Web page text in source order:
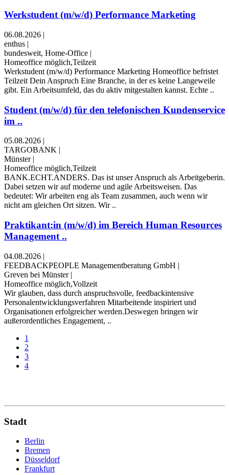
Werkstudent (m/w/d) Performance Marketing
06.08.2026 |
enthus |
bundesweit, Home-Office |
Homeoffice möglich,Teilzeit
Werkstudent (m/w/d) Performance Marketing ​Homeoffice ​befristet ​
Teilzeit Dein Anspruch Eine Branche, in der es keine Langeweile
gibt. Ein Arbeitsumfeld, das du aktiv mitgestalten kannst. Echte ..
Student (m/w/d) für den telefonischen Kundenservice
im ..
05.08.2026 |
TARGOBANK |
Münster |
Homeoffice möglich,Teilzeit
BANK.ECHT.ANDERS. Das ist unser Anspruch als Arbeitgeberin.
Dabei setzen wir auf moderne und agile Arbeitsweisen. Das
bedeutet: Wir arbeiten eng als Team zusammen, auch wenn wir
nicht am gleichen Ort sitzen. Wir ..
Praktikant:in (m/w/d) im Bereich Human Resources
Management ..
04.08.2026 |
FEEDBACKPEOPLE Managementberatung GmbH |
Greven bei Münster |
Homeoffice möglich,Vollzeit
Wir glauben, dass durch anspruchsvolle, feedback­intensive
Personal­entwicklungsverfahren Mitarbeitende inspiriert und
Organisationen erfolgreicher werden.Deswegen bringen wir
außerordentliches Engagement, ..
1
2
3
4
Stadt
Berlin
Bremen
Düsseldorf
Frankfurt